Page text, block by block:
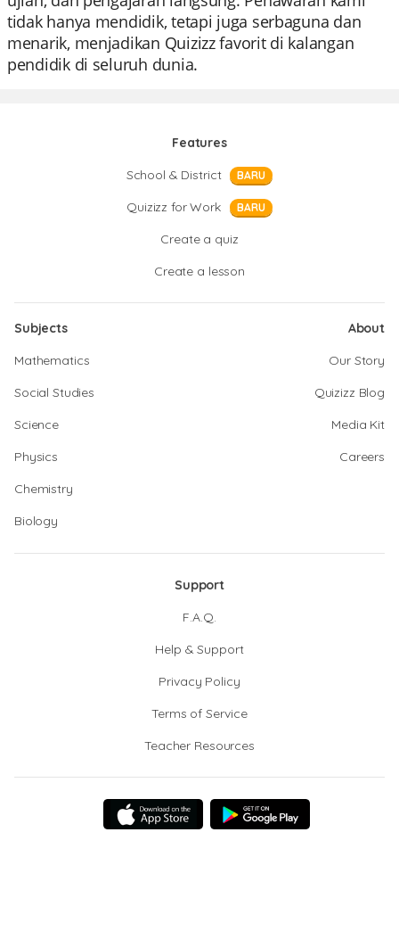
tidak hanya mendidik, tetapi juga serbaguna dan
menarik, menjadikan Quizizz favorit di kalangan
pendidik di seluruh dunia.
Features
School & District
BARU
Quizizz for Work BARU
Create a quiz
Create a lesson
Subjects
Mathematics
Social Studies
Science
Physics
Chemistry
Biology
About
Our Story
Quizizz Blog
Media Kit
Careers
Support
F.A.Q.
Help & Support
Privacy Policy
Terms of Service
Teacher Resources